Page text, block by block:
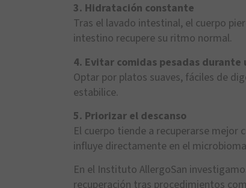
3. Hidratación constante
Tras el lavado intestinal, el cuerpo
intestino recupere su ritmo normal.
4. Evitar comidas pesadas durante
Optar por platos suaves, fáciles de
estabilice.
5. Priorizar el descanso
El cuerpo tiende a recuperarse mejor
influye directamente en el
En el Instituto AllergoSan
recuperación tras procedimientos